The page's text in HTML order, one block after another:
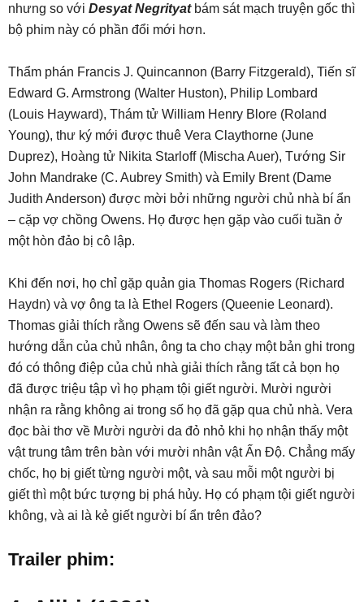
nhưng so với Desyat Negrityat bám sát mạch truyện gốc thì
bộ phim này có phần đổi mới hơn.
Thẩm phán Francis J. Quincannon (Barry Fitzgerald), Tiến sĩ
Edward G. Armstrong (Walter Huston), Philip Lombard
(Louis Hayward), Thám tử William Henry Blore (Roland
Young), thư ký mới được thuê Vera Claythorne (June
Duprez), Hoàng tử Nikita Starloff (Mischa Auer), Tướng Sir
John Mandrake (C. Aubrey Smith) và Emily Brent (Dame
Judith Anderson) được mời bởi những người chủ nhà bí ẩn
– cặp vợ chồng Owens. Họ được hẹn gặp vào cuối tuần ở
một hòn đảo bị cô lập.
Khi đến nơi, họ chỉ gặp quản gia Thomas Rogers (Richard
Haydn) và vợ ông ta là Ethel Rogers (Queenie Leonard).
Thomas giải thích rằng Owens sẽ đến sau và làm theo
hướng dẫn của chủ nhân, ông ta cho chạy một bản ghi trong
đó có thông điệp của chủ nhà giải thích rằng tất cả bọn họ
đã được triệu tập vì họ phạm tội giết người. Mười người
nhận ra rằng không ai trong số họ đã gặp qua chủ nhà. Vera
đọc bài thơ về Mười người da đỏ nhỏ khi họ nhận thấy một
vật trung tâm trên bàn với mười nhân vật Ấn Độ. Chẳng mấy
chốc, họ bị giết từng người một, và sau mỗi một người bị
giết thì một bức tượng bị phá hủy. Họ có phạm tội giết người
không, và ai là kẻ giết người bí ẩn trên đảo?
Trailer phim: